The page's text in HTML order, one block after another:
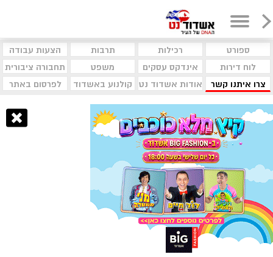
ספורט רכילות תרבות
הצעות עבודה
לוח דירות
אינדקס עסקים משפט
תחבורה ציבורית
צרו איתנו קשר
אודות אשדוד נט קולנוע באשדוד לפרסום באתר